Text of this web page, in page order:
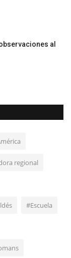
al
regional
#Escuela